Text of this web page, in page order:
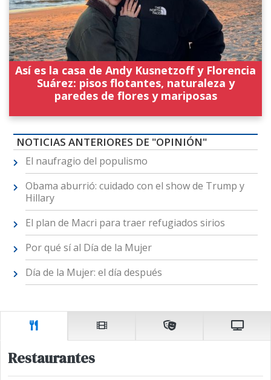
Así es la casa de Andy Kusnetzoff y Florencia
Suárez: pisos flotantes, naturaleza y
paredes de flores y mariposas
NOTICIAS ANTERIORES DE "OPINIÓN"
El naufragio del populismo
Obama aburrió: cuidado con el show de Trump y
Hillary
El plan de Macri para traer refugiados sirios
Por qué sí al Día de la Mujer
Día de la Mujer: el día después
Restaurantes